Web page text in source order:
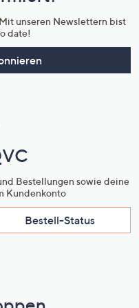
unseren Newslettern bist
date!
Bestellungen sowie deine
Kundenkonto
Bestell-Status